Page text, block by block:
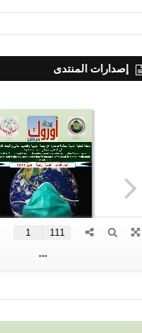
إصدارات المنتدى